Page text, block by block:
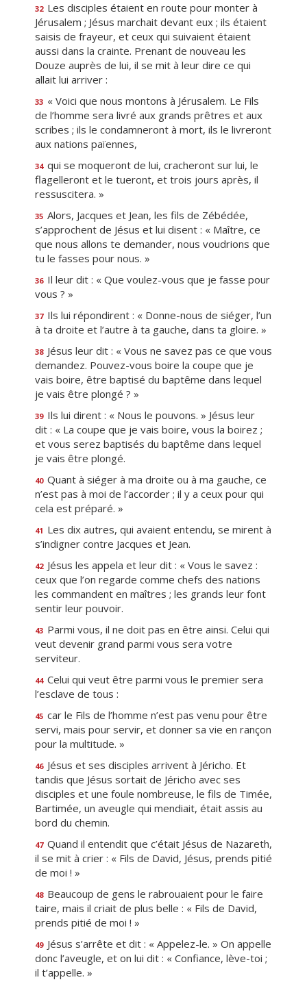
32 Les disciples étaient en route pour monter à
Jérusalem ; Jésus marchait devant eux ; ils étaient
saisis de frayeur, et ceux qui suivaient étaient
aussi dans la crainte. Prenant de nouveau les
Douze auprès de lui, il se mit à leur dire ce qui
allait lui arriver :
33 « Voici que nous montons à Jérusalem. Le Fils
de l’homme sera livré aux grands prêtres et aux
scribes ; ils le condamneront à mort, ils le livreront
aux nations païennes,
34 qui se moqueront de lui, cracheront sur lui, le
flagelleront et le tueront, et trois jours après, il
ressuscitera. »
35 Alors, Jacques et Jean, les fils de Zébédée,
s’approchent de Jésus et lui disent : « Maître, ce
que nous allons te demander, nous voudrions que
tu le fasses pour nous. »
36 Il leur dit : « Que voulez-vous que je fasse pour
vous ? »
37 Ils lui répondirent : « Donne-nous de siéger, l’un
à ta droite et l’autre à ta gauche, dans ta gloire. »
38 Jésus leur dit : « Vous ne savez pas ce que vous
demandez. Pouvez-vous boire la coupe que je
vais boire, être baptisé du baptême dans lequel
je vais être plongé ? »
39 Ils lui dirent : « Nous le pouvons. » Jésus leur
dit : « La coupe que je vais boire, vous la boirez ;
et vous serez baptisés du baptême dans lequel
je vais être plongé.
40 Quant à siéger à ma droite ou à ma gauche, ce
n’est pas à moi de l’accorder ; il y a ceux pour qui
cela est préparé. »
41 Les dix autres, qui avaient entendu, se mirent à
s’indigner contre Jacques et Jean.
42 Jésus les appela et leur dit : « Vous le savez :
ceux que l’on regarde comme chefs des nations
les commandent en maîtres ; les grands leur font
sentir leur pouvoir.
43 Parmi vous, il ne doit pas en être ainsi. Celui qui
veut devenir grand parmi vous sera votre
serviteur.
44 Celui qui veut être parmi vous le premier sera
l’esclave de tous :
45 car le Fils de l’homme n’est pas venu pour être
servi, mais pour servir, et donner sa vie en rançon
pour la multitude. »
46 Jésus et ses disciples arrivent à Jéricho. Et
tandis que Jésus sortait de Jéricho avec ses
disciples et une foule nombreuse, le fils de Timée,
Bartimée, un aveugle qui mendiait, était assis au
bord du chemin.
47 Quand il entendit que c’était Jésus de Nazareth,
il se mit à crier : « Fils de David, Jésus, prends pitié
de moi ! »
48 Beaucoup de gens le rabrouaient pour le faire
taire, mais il criait de plus belle : « Fils de David,
prends pitié de moi ! »
49 Jésus s’arrête et dit : « Appelez-le. » On appelle
donc l’aveugle, et on lui dit : « Confiance, lève-toi ;
il t’appelle. »